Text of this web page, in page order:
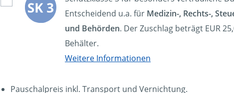
Entscheidend u.a. für Medizin-, Rechts-,
und Behörden. Der Zuschlag beträgt EUR
Behälter.
Weitere Informationen
Pauschalpreis inkl. Transport und Vernichtung.